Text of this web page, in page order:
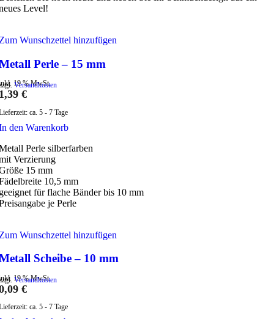
Level!
Wunschzettel hinzufügen
Perle – 15 mm
19 % MwSt.
Versandkosten
€
ca. 5 - 7 Tage
den Warenkorb
Perle silberfarben
Verzierung
15 mm
10,5 mm
für flache Bänder bis 10 mm
je Perle
Wunschzettel hinzufügen
Scheibe – 10 mm
19 % MwSt.
Versandkosten
€
ca. 5 - 7 Tage